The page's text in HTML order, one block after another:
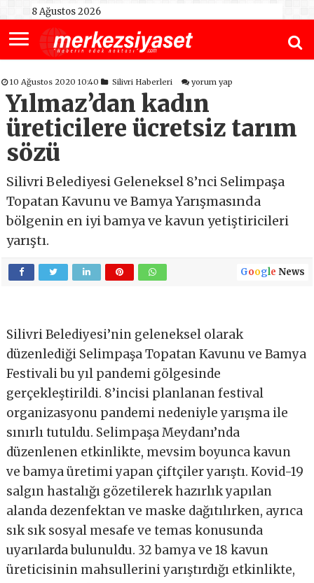
8 Ağustos 2026
10 Ağustos 2020 10:40 Silivri Haberleri yorum yap
Yılmaz’dan kadın
üreticilere ücretsiz tarım
sözü
Silivri Belediyesi Geleneksel 8’nci Selimpaşa
Topatan Kavunu ve Bamya Yarışmasında
bölgenin en iyi bamya ve kavun yetiştiricileri
yarıştı.
Google News
Silivri Belediyesi’nin geleneksel olarak
düzenlediği Selimpaşa Topatan Kavunu ve Bamya
Festivali bu yıl pandemi gölgesinde
gerçekleştirildi. 8’incisi planlanan festival
organizasyonu pandemi nedeniyle yarışma ile
sınırlı tutuldu. Selimpaşa Meydanı’nda
düzenlenen etkinlikte, mevsim boyunca kavun
ve bamya üretimi yapan çiftçiler yarıştı. Kovid-19
salgın hastalığı gözetilerek hazırlık yapılan
alanda dezenfektan ve maske dağıtılırken, ayrıca
sık sık sosyal mesafe ve temas konusunda
uyarılarda bulunuldu. 32 bamya ve 18 kavun
üreticisinin mahsullerini yarıştırdığı etkinlikte,